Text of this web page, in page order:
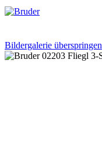
Bildergalerie überspringen